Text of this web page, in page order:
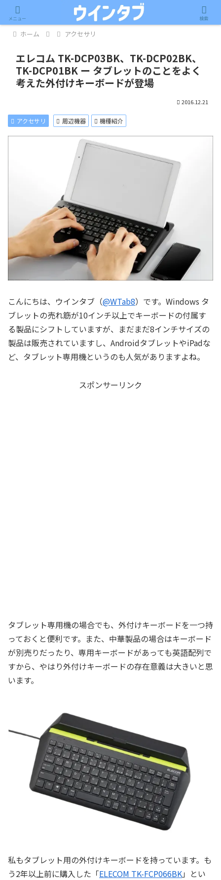
記事内に広告が含まれています。
ホーム アクセサリ
エレコム TK-DCP03BK、TK-DCP02BK、
TK-DCP01BK ー タブレットのことをよく
考えた外付けキーボードが登場
2016.12.21
アクセサリ 周辺機器 機種紹介
こんにちは、ウインタブ（@WTab8）です。Windows タ
ブレットの売れ筋が10インチ以上でキーボードの付属す
る製品にシフトしていますが、まだまだ8インチサイズの
製品は販売されていますし、AndroidタブレットやiPadな
ど、タブレット専用機というのも人気がありますよね。
スポンサーリンク
タブレット専用機の場合でも、外付けキーボードを一つ持
っておくと便利です。また、中華製品の場合はキーボード
が別売りだったり、専用キーボードがあっても英語配列で
すから、やはり外付けキーボードの存在意義は大きいと思
います。
私もタブレット用の外付けキーボードを持っています。も
う2年以上前に購入した「ELECOM TK-FCP066BK」とい
メニュー 検索